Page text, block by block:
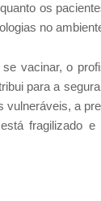
os
no
vacinar, o
para a
a
fragilizado